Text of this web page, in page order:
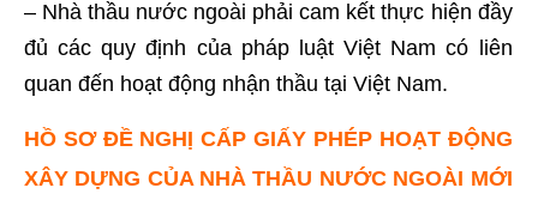
– Nhà thầu nước ngoài phải cam kết thực hiện đầy
đủ các quy định của pháp luật Việt Nam có liên
quan đến hoạt động nhận thầu tại Việt Nam.
HỒ SƠ ĐỀ NGHỊ CẤP GIẤY PHÉP HOẠT ĐỘNG
XÂY DỰNG CỦA NHÀ THẦU NƯỚC NGOÀI MỚI